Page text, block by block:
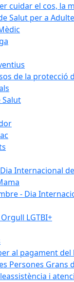
cuidar el cos, la
Salut per a
de la protecció
Salut
Internacional
- Dia
LGTBI+
al pagament del
Persones Grans
i